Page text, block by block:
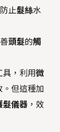
止髮絲水
頭髮的觸
具，利用微
。但這種加
髮儀器 ，效